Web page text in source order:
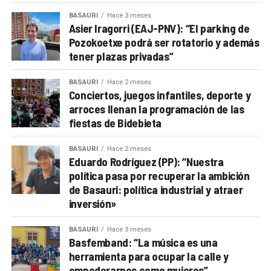
BASAURI Hace 3 meses
Asier Iragorri (EAJ-PNV): “El parking de
Pozokoetxe podrá ser rotatorio y además
tener plazas privadas”
BASAURI Hace 2 meses
Conciertos, juegos infantiles, deporte y
arroces llenan la programación de las
fiestas de Bidebieta
BASAURI Hace 2 meses
Eduardo Rodríguez (PP): “Nuestra
política pasa por recuperar la ambición
de Basauri: política industrial y atraer
inversión»
BASAURI Hace 3 meses
Basfemband: “La música es una
herramienta para ocupar la calle y